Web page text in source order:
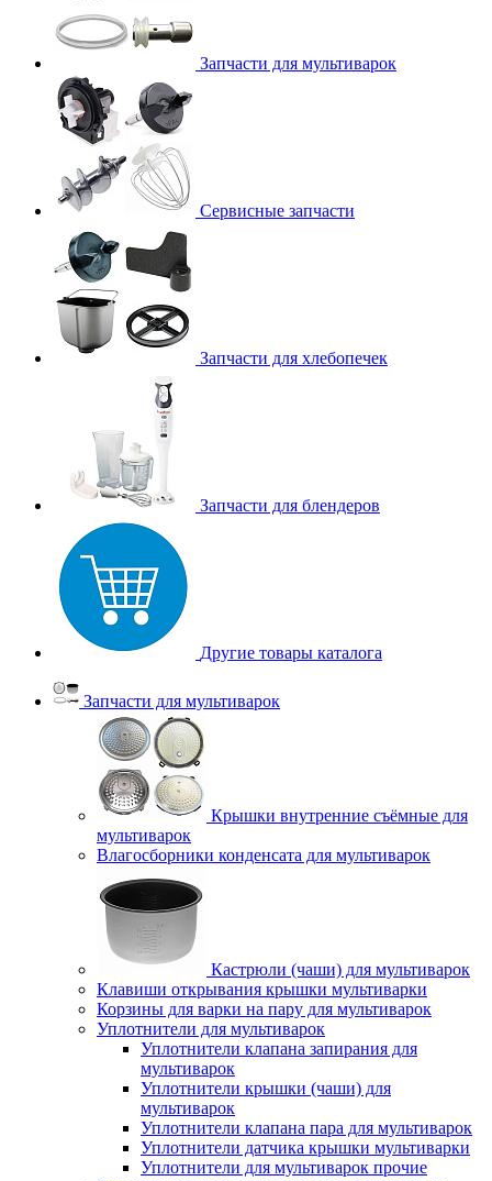
Запчасти для мультиварок
Сервисные запчасти
Запчасти для хлебопечек
Запчасти для блендеров
Другие товары каталога
Запчасти для мультиварок
Крышки внутренние съёмные для
мультиварок
Влагосборники конденсата для мультиварок
Кастрюли (чаши) для мультиварок
Клавиши открывания крышки мультиварки
Корзины для варки на пару для мультиварок
Уплотнители для мультиварок
Уплотнители клапана запирания для
мультиварок
Уплотнители крышки (чаши) для
мультиварок
Уплотнители клапана пара для мультиварок
Уплотнители датчика крышки мультиварки
Уплотнители для мультиварок прочие